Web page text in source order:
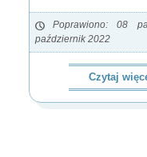
Poprawiono: 08
październik 2022
Czytaj